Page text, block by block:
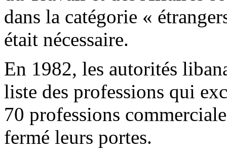
dans la catégorie «
était nécessaire.
En 1982, les autorités
liste des professions qui
70 professions
fermé leurs portes.